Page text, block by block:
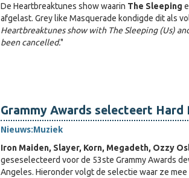
De Heartbreaktunes show waarin The Sleeping
afgelast. Grey like Masquerade kondigde dit als
Heartbreaktunes show with The Sleeping (Us)
been cancelled."
Grammy Awards selecteert Hard
Nieuws:Muziek
Iron Maiden, Slayer, Korn, Megadeth, Ozzy
geseselecteerd voor de 53ste Grammy Awards
Angeles. Hieronder volgt de selectie waar ze